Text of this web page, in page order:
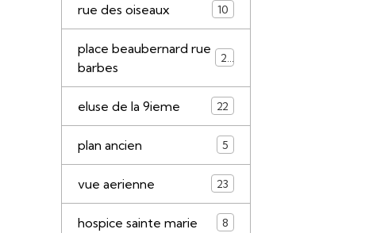
rue des oiseaux 10
place beaubernard rue
barbes
21
eluse de la 9ieme 22
plan ancien 5
vue aerienne 23
hospice sainte marie 8